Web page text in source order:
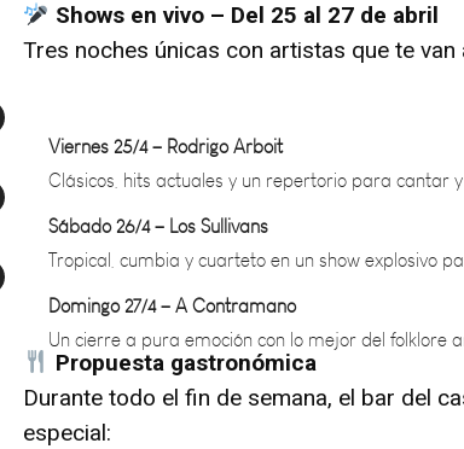
Shows en vivo – Del 25 al 27 de abril
Tres noches únicas con artistas que te van
Clásicos, hits actuales y un repertorio para cantar y
Sábado 26/4 – Los Sullivans
Tropical, cumbia y cuarteto en un show
Domingo 27/4 – A Contramano
Un cierre a pura emoción con lo mejor del folklore
Propuesta gastronómica
Durante todo el fin de semana, el bar del
especial: